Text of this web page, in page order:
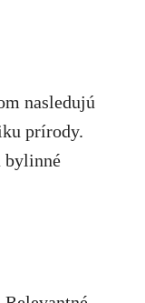
nasledujú
prírody.
bylinné